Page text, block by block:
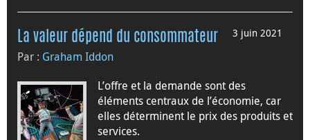
3 juin 2021
La valeur dépend du consommateur
Par : Graham Iddon
L’offre et la demande sont des
éléments centraux de l’économie, car
elles déterminent le prix des produits et
services.